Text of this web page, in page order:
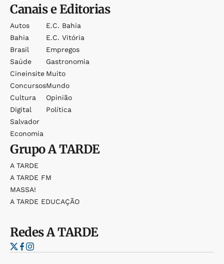
Canais e Editorias
Autos
Bahia
Brasil
Saúde
Cineinsite
Concursos
Cultura
Digital
Salvador
Economia
E.c. Bahia
E.c. Vitória
Empregos
Gastronomia
Muito
Mundo
Opinião
Política
GrupoA TARDE
A TARDE
A TARDE FM
MASSA!
A TARDE EDUCAÇÃO
RedesA TARDE